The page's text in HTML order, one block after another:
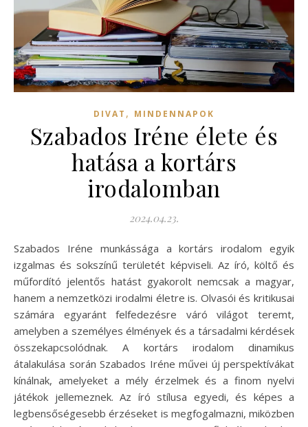
DIVAT , MINDENNAPOK
Szabados Iréne élete és
hatása a kortárs
irodalomban
2024.04.23.
Szabados Iréne munkássága a kortárs irodalom egyik
izgalmas és sokszínű területét képviseli. Az író, költő és
műfordító jelentős hatást gyakorolt nemcsak a magyar,
hanem a nemzetközi irodalmi életre is. Olvasói és kritikusai
számára egyaránt felfedezésre váró világot teremt,
amelyben a személyes élmények és a társadalmi kérdések
összekapcsolódnak. A kortárs irodalom dinamikus
átalakulása során Szabados Iréne művei új perspektívákat
kínálnak, amelyeket a mély érzelmek és a finom nyelvi
játékok jellemeznek. Az író stílusa egyedi, és képes a
legbensőségesebb érzéseket is megfogalmazni, miközben